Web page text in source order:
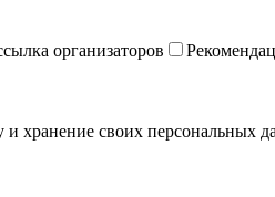
организаторов
и хранение своих персональных